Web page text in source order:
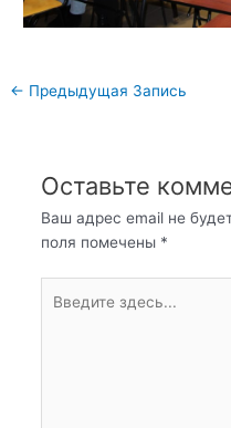
Навигация
← Предыдущая Запись
Оставьте
Ваш адрес email не
поля помечены *
здесь...